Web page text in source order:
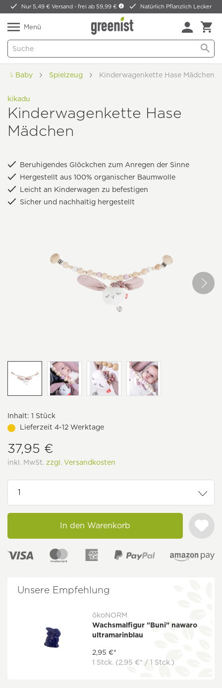
Nur 5,49 € Versand -frei ab 59,99 € Natürlich Pflanzlich Lecker
Menü
& Baby Spielzeug Kinderwagenkette Hase Mädchen
kikadu
Kinderwagenkette Hase
Mädchen
Beruhigendes Glöckchen zum Anregen der Sinne
Hergestellt aus 100% organischer Baumwolle
Leicht an Kinderwagen zu befestigen
Sicher und nachhaltig hergestellt
Inhalt: 1 Stück
Lieferzeit 4-12 Werktage
37,95 €
inkl. MwSt. zzgl. Versandkosten
In den Warenkorb
Unsere Empfehlung
ökoNORM
Wachsmalfigur "Buni" nawaro
ultramarinblau
2,95 €*
1 Stck. (2,95 €* / 1 Stck.)